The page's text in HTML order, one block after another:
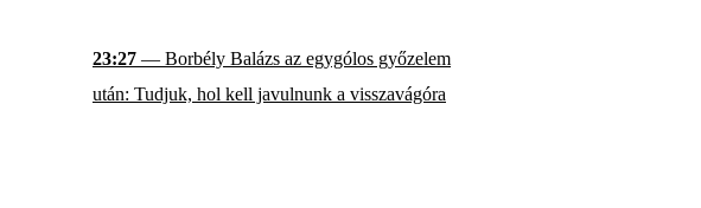
23:27 — Borbély Balázs az egygólos győzelem
után: Tudjuk, hol kell javulnunk a visszavágóra